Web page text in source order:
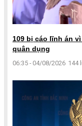
109 bị cáo lĩnh án
quân dụng
06:35 - 04/08/2026 144